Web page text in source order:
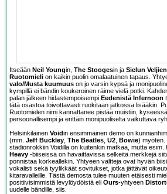
Itseään Neil Youngin, The Stoogesin ja Sielun Veljien
Ruotomieli on kaikin puolin omalaatuinen tapaus.
valo/Musta kuumuus on jo varsin kypsä ja
kympillä ei bändin koukeroinen räime vielä potki.
palan jälkeen hidastempoisempi Eedenistä Infernoon
tätä osastoa toivottavasti ruokitaan jatkossa lisääkin.
Ruotomielen nimi kannattanee pistää muistiin,
persoonallisempi ja erittäin monipuoliselta vaikuttava
Helsinkiläinen Voidin ensimmäinen demo on
(mm. Jeff Buckley, The Beatles, U2, Bowie) myöten.
stadionrokkiin Voidilla on kuitenkin matkaa, mutta esim.
Heavy -biiseissä on havaittavissa selkeitä merkkejä
ponnistaa korkeallekin. Yhtyeen valtteja ovat hyvän
vokalisti sekä tyylikkäät sovitukset, jotka jättävät
kitaravalleille. Tästä demosta tulee muuten etäisesti
positiivisimmistä levylöydöistä eli Ours-yhtyeen
uudelle bändille, siis.